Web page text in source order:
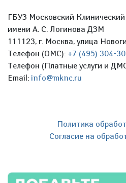
ГБУЗ Московский
имени А. С. Логинова ДЗМ
111123, г. Москва, улица
Телефон (ОМС): +7 (495) 304-
Телефон (Платные услуги и
Email: info@mknc.ru
Политика
Согласие на